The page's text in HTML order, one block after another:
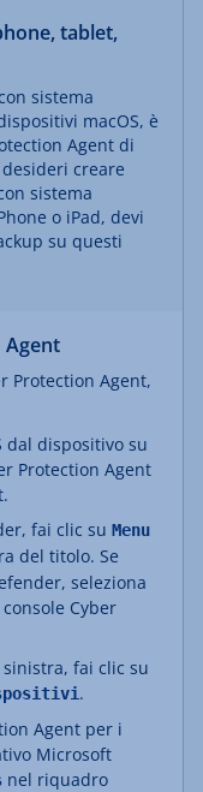
tablet,
sistema
macOS, è
Agent di
creare
sistema
o iPad, devi
su questi
Agent
Protection Agent,
dal dispositivo su
Protection Agent
fai clic su Menu
del titolo. Se
seleziona
Cyber
fai clic su
.
Agent per i
Microsoft
nel riquadro